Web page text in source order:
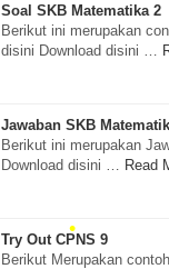
Soal SKB Matematika 2
Berikut ini merupakan
disini Download disini …
Jawaban SKB
Berikut ini merupakan
Download disini …
Read
Try Out CPNS 9
Berikut Merupakan